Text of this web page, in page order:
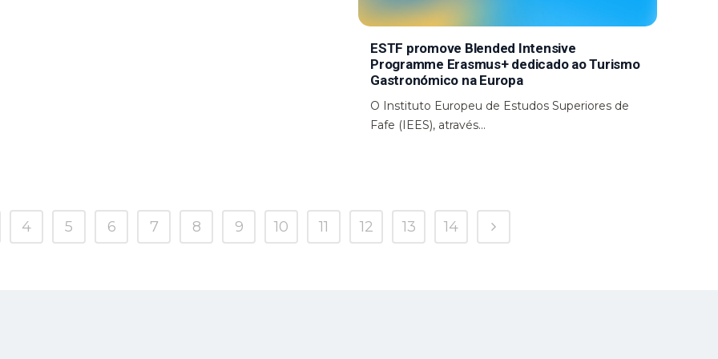
ESTF promove Blended Intensive
Programme Erasmus+ dedicado ao Turismo
Gastronómico na Europa
O Instituto Europeu de Estudos Superiores de
Fafe (IEES), através...
4 5 6 7 8 9 10 11 12 13 14